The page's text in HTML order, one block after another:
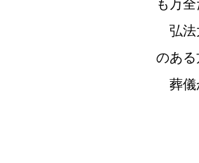
も万全
弘法
のある
葬儀